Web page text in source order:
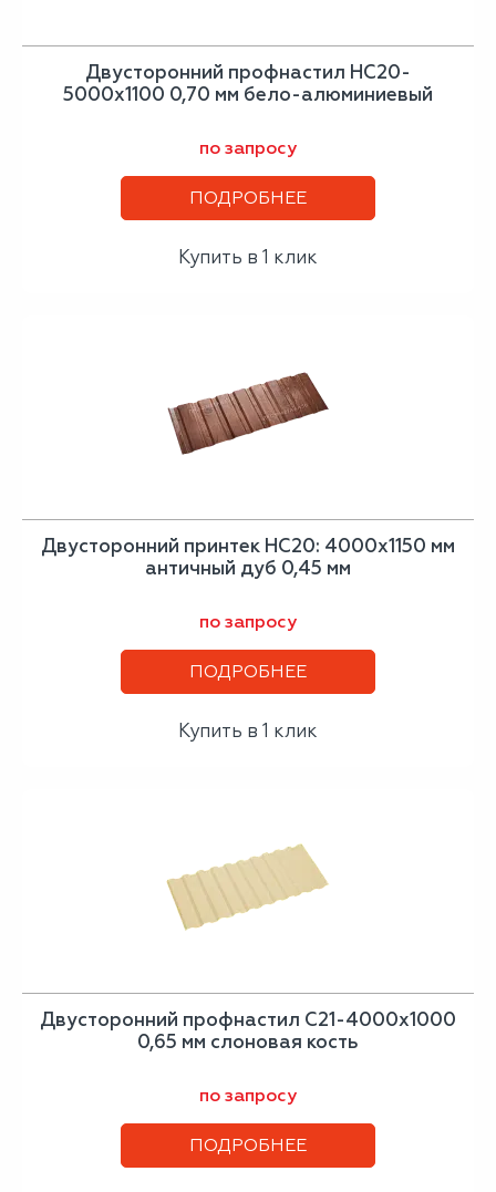
Двусторонний профнастил НС20-
5000х1100 0,70 мм бело-алюминиевый
по запросу
ПОДРОБНЕЕ
Купить в 1 клик
Двусторонний принтек НС20: 4000x1150 мм
античный дуб 0,45 мм
по запросу
ПОДРОБНЕЕ
Купить в 1 клик
Двусторонний профнастил С21-4000х1000
0,65 мм слоновая кость
по запросу
ПОДРОБНЕЕ